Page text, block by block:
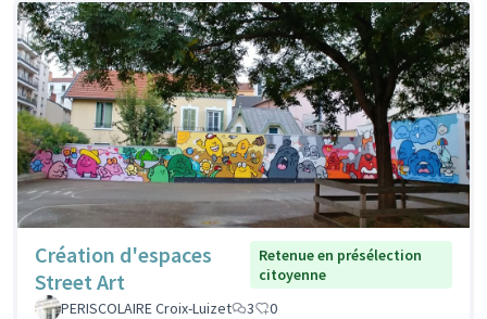
Création d'espaces
Street Art
Retenue en présélection
citoyenne
PERISCOLAIRE Croix-Luizet
3 0